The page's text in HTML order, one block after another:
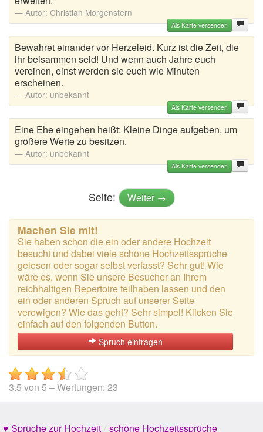
Autor: Christian Morgenstern
Als Karte versenden
Bewahret einander vor Herzeleid. Kurz ist die Zeit, die
ihr beisammen seid! Und wenn auch Jahre euch
vereinen, einst werden sie euch wie Minuten
erscheinen.
Autor: unbekannt
Als Karte versenden
Eine Ehe eingehen heißt: Kleine Dinge aufgeben, um
größere Werte zu besitzen.
Autor: unbekannt
Als Karte versenden
Seite: Weiter →
Machen Sie mit!
Sie haben schon die ein oder andere Hochzeit
besucht und dabei viele schöne Hochzeitssprüche
gelesen oder sogar selbst verfasst? Sehr gut! Wie
wäre es, wenn Sie unsere Besucher an Ihrem
reichhaltigen Repertoire teilhaben lassen und den
ein oder anderen Spruch auf unserer Seite
verewigen? Wie das geht? Sehr simpel! Klicken Sie
einfach auf den folgenden Button.
Spruch eintragen
3.5 von 5 – Wertungen: 23
♥ Sprüche zur Hochzeit / schöne Hochzeitssprüche